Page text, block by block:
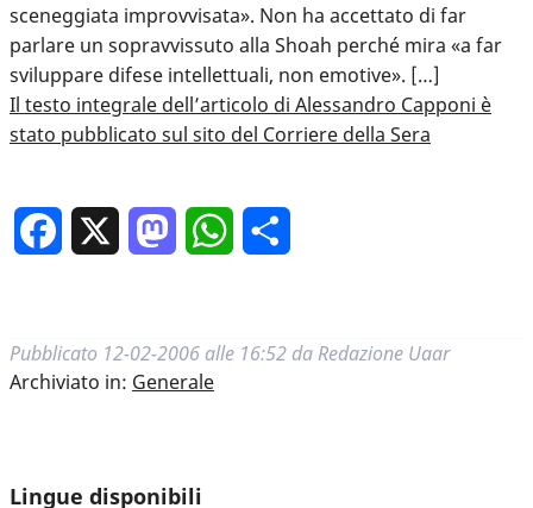
sceneggiata improvvisata». Non ha accettato di far
parlare un sopravvissuto alla Shoah perché mira «a far
sviluppare difese intellettuali, non emotive». […]
Il testo integrale dell’articolo di Alessandro Capponi è
stato pubblicato sul sito del Corriere della Sera
Facebook MastodonWhatsApp
Pubblicato 12-02-2006 alle 16:52 da Redazione Uaar
Archiviato in: Generale
Lingue disponibili